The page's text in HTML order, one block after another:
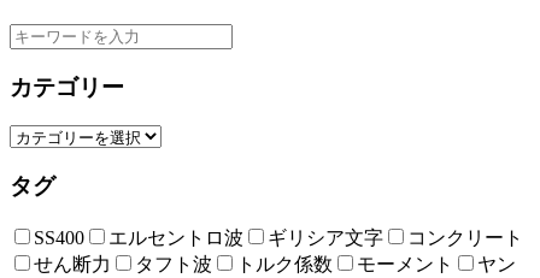
カテゴリー
タグ
SS400 エルセントロ波 ギリシア文字
コンクリート
せん断力
タフト波 トルク係数 モーメント
ヤン